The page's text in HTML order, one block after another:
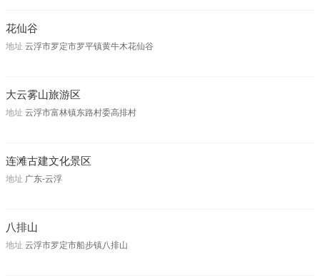
花仙谷
地址 云浮市罗定市罗平镇黄牛木花仙谷
大云雾山旅游区
地址 云浮市富林镇东路村委高排村
连滩古建文化景区
地址 广东-云浮
八排山
地址 云浮市罗定市船步镇八排山